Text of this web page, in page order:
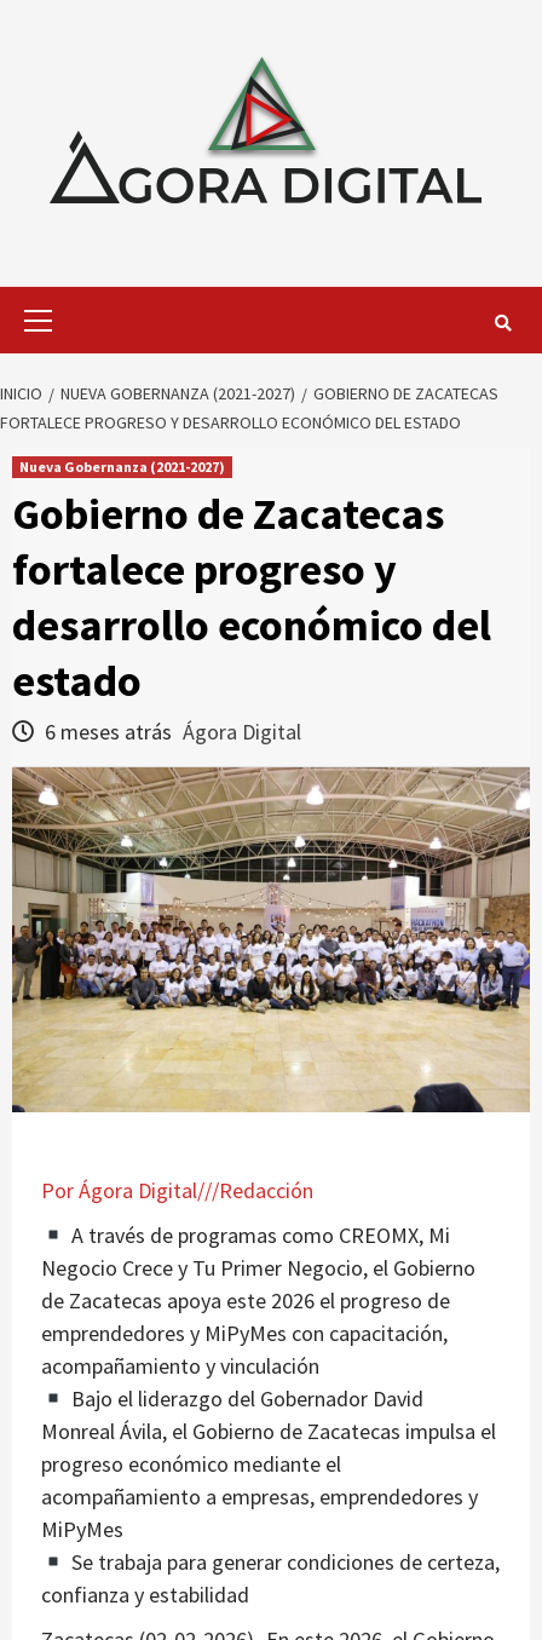
INICIO NUEVA GOBERNANZA (2021-2027)
GOBIERNO DE ZACATECAS
FORTALECE PROGRESO Y DESARROLLO ECONÓMICO DEL ESTADO
Nueva Gobernanza (2021-2027)
Gobierno de Zacatecas
fortalece progreso y
desarrollo económico del
estado
6 meses atrás Ágora Digital
Por Ágora Digital///Redacción
A través de programas como CREOMX, Mi
Negocio Crece y Tu Primer Negocio, el Gobierno
de Zacatecas apoya este 2026 el progreso de
emprendedores y MiPyMes con capacitación,
acompañamiento y vinculación
Bajo el liderazgo del Gobernador David
Monreal Ávila, el Gobierno de Zacatecas impulsa el
progreso económico mediante el
acompañamiento a empresas, emprendedores y
MiPyMes
Se trabaja para generar condiciones de certeza,
confianza y estabilidad